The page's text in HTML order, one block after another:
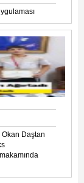
Okan Daştan